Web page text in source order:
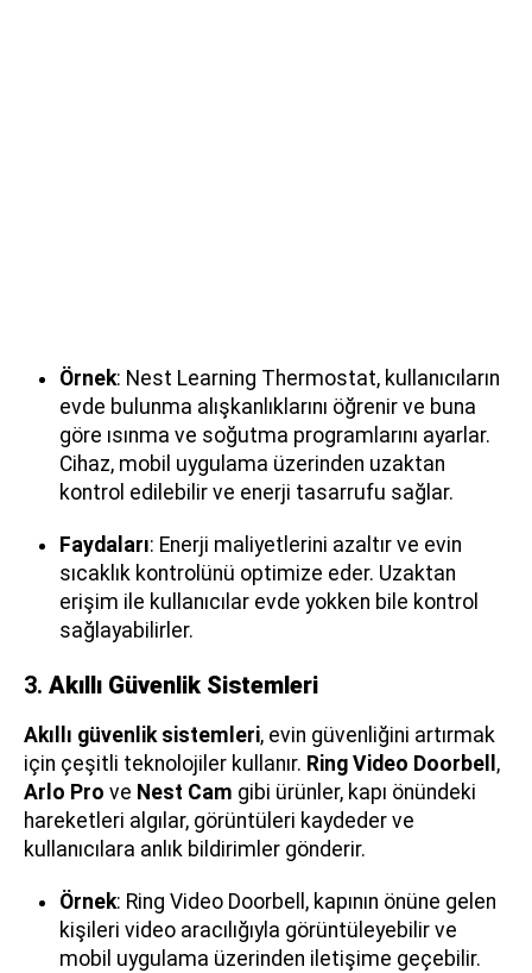
Örnek: Nest Learning Thermostat, kullanıcıların
evde bulunma alışkanlıklarını öğrenir ve buna
göre ısınma ve soğutma programlarını ayarlar.
Cihaz, mobil uygulama üzerinden uzaktan
kontrol edilebilir ve enerji tasarrufu sağlar.
Faydaları: Enerji maliyetlerini azaltır ve evin
sıcaklık kontrolünü optimize eder. Uzaktan
erişim ile kullanıcılar evde yokken bile kontrol
sağlayabilirler.
3. Akıllı Güvenlik Sistemleri
Akıllı güvenlik sistemleri, evin güvenliğini artırmak
için çeşitli teknolojiler kullanır. Ring Video Doorbell ,
Arlo Pro ve Nest Cam gibi ürünler, kapı önündeki
hareketleri algılar, görüntüleri kaydeder ve
kullanıcılara anlık bildirimler gönderir.
Örnek: Ring Video Doorbell, kapının önüne gelen
kişileri video aracılığıyla görüntüleyebilir ve
mobil uygulama üzerinden iletişime geçebilir.